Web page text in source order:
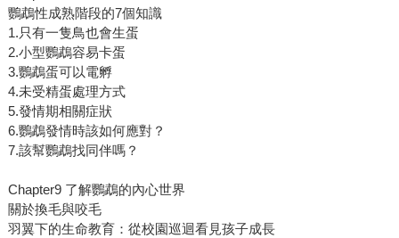
鸚鵡性成熟階段的7個知識
1.只有一隻鳥也會生蛋
2.小型鸚鵡容易卡蛋
3.鸚鵡蛋可以電孵
4.未受精蛋處理方式
5.發情期相關症狀
6.鸚鵡發情時該如何應對？
7.該幫鸚鵡找同伴嗎？
Chapter9 了解鸚鵡的內心世界
關於換毛與咬毛
羽翼下的生命教育：從校園巡迴看見孩子成長